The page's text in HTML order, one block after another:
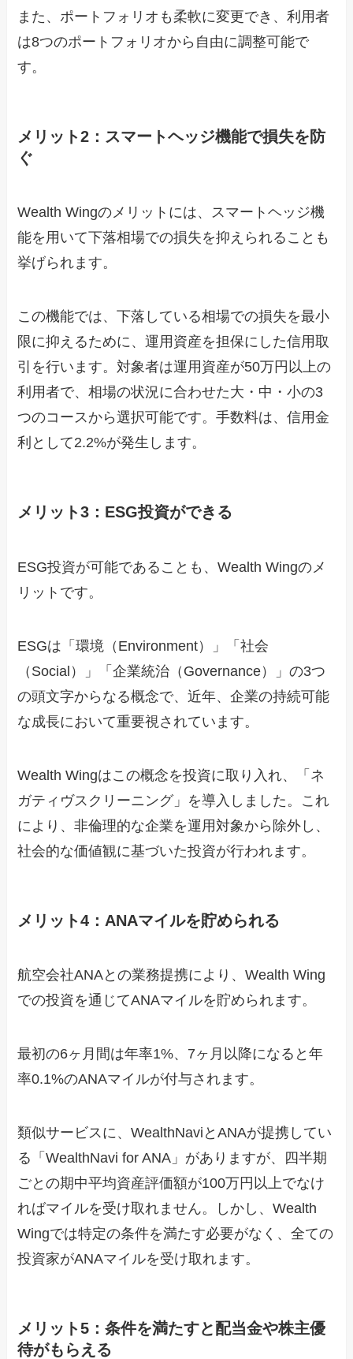
また、ポートフォリオも柔軟に変更でき、利用者
は8つのポートフォリオから自由に調整可能で
す。
メリット2：スマートヘッジ機能で損失を防
ぐ
Wealth Wingのメリットには、スマートヘッジ機
能を用いて下落相場での損失を抑えられることも
挙げられます。
この機能では、下落している相場での損失を最小
限に抑えるために、運用資産を担保にした信用取
引を行います。対象者は運用資産が50万円以上の
利用者で、相場の状況に合わせた大・中・小の3
つのコースから選択可能です。手数料は、信用金
利として2.2%が発生します。
メリット3：ESG投資ができる
ESG投資が可能であることも、Wealth Wingのメ
リットです。
ESGは「環境（Environment）」「社会
（Social）」「企業統治（Governance）」の3つ
の頭文字からなる概念で、近年、企業の持続可能
な成長において重要視されています。
Wealth Wingはこの概念を投資に取り入れ、「ネ
ガティヴスクリーニング」を導入しました。これ
により、非倫理的な企業を運用対象から除外し、
社会的な価値観に基づいた投資が行われます。
メリット4：ANAマイルを貯められる
航空会社ANAとの業務提携により、Wealth Wing
での投資を通じてANAマイルを貯められます。
最初の6ヶ月間は年率1%、7ヶ月以降になると年
率0.1%のANAマイルが付与されます。
類似サービスに、WealthNaviとANAが提携してい
る「WealthNavi for ANA」がありますが、四半期
ごとの期中平均資産評価額が100万円以上でなけ
ればマイルを受け取れません。しかし、Wealth
Wingでは特定の条件を満たす必要がなく、全ての
投資家がANAマイルを受け取れます。
メリット5：条件を満たすと配当金や株主優
待がもらえる